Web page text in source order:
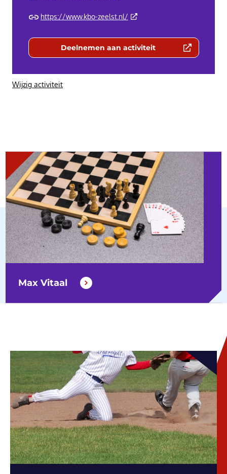
https://www.kbo-zeelst.nl/ (Deze link gaat naar een
Deelnemen aan activiteit(Deze link gaat naar een externe
Wijzig activiteit
Max Vitaal